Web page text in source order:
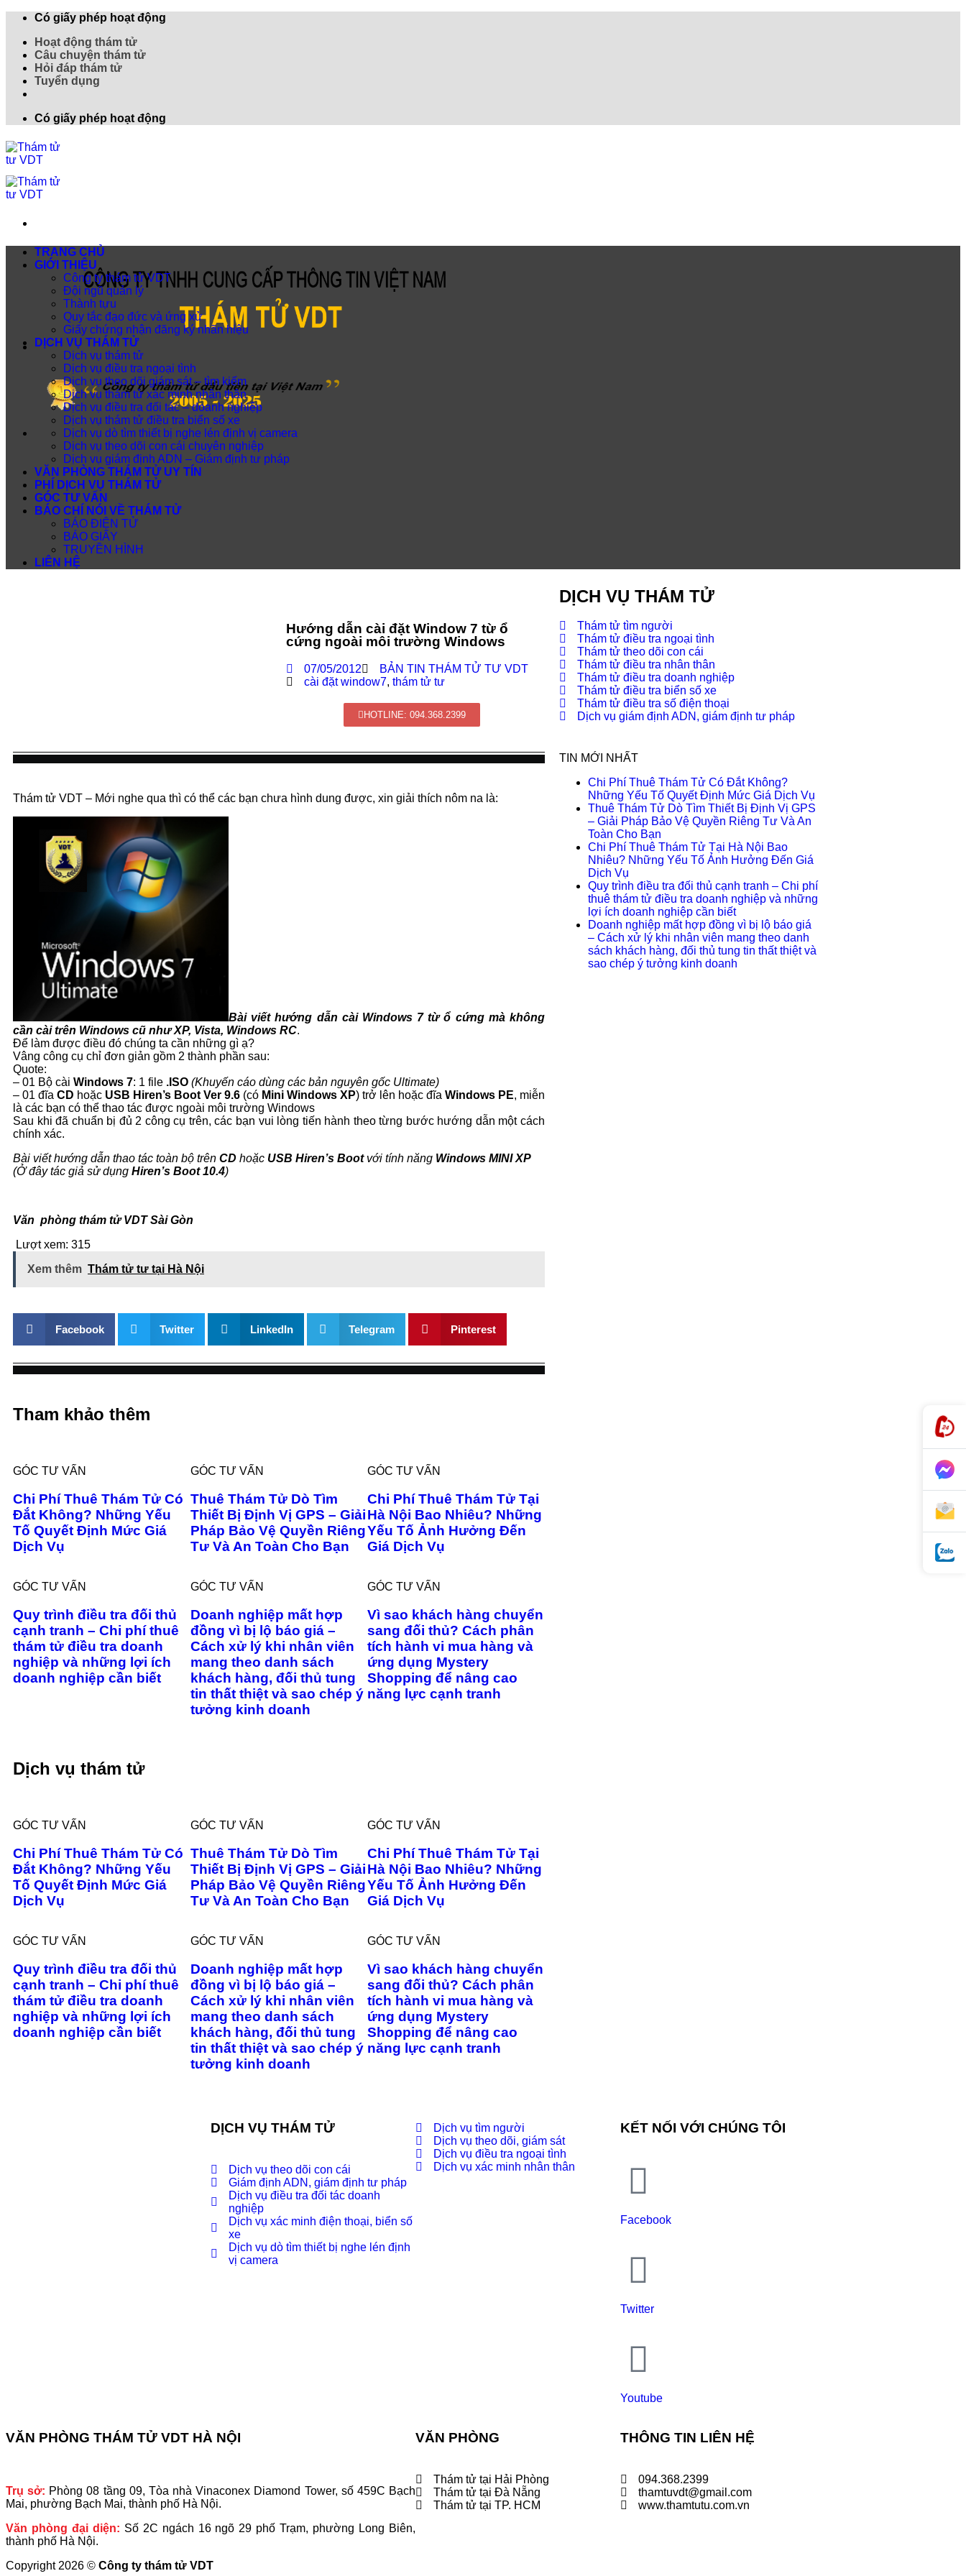
Có giấy phép hoạt động
Hoạt động thám tử
Câu chuyện thám tử
Hỏi đáp thám tử
Tuyển dụng
Có giấy phép hoạt động
TRANG CHỦ
GIỚI THIỆU
Công ty thám tử VDT
Đội ngũ quản lý
Thành tựu
Quy tắc đạo đức và ứng xử
Giấy chứng nhận đăng ký nhãn hiệu
DỊCH VỤ THÁM TỬ
Dịch vụ thám tử
Dịch vụ điều tra ngoại tình
Dịch vụ theo dõi giám sát – tìm kiếm
Dịch vụ thám tử xác minh nhân thân
Dịch vụ điều tra đối tác – doanh nghiệp
Dịch vụ thám tử điều tra biển số xe
Dịch vụ dò tìm thiết bị nghe lén định vị camera
Dịch vụ theo dõi con cái chuyên nghiệp
Dịch vụ giám định ADN – Giám định tư pháp
VĂN PHÒNG THÁM TỬ UY TÍN
PHÍ DỊCH VỤ THÁM TỬ
GÓC TƯ VẤN
BÁO CHÍ NÓI VỀ THÁM TỬ
BÁO ĐIỆN TỬ
BÁO GIẤY
TRUYỀN HÌNH
LIÊN HỆ
Hướng dẫn cài đặt Window 7 từ ổ
cứng ngoài môi trường Windows
07/05/2012
BẢN TIN THÁM TỬ TƯ VDT
cài đặt window7, thám tử tư
HOTLINE: 094.368.2399
Thám tử VDT – Mới nghe qua thì có thể các bạn chưa hình dung được, xin giải thích nôm na là:
Bài viết hướng dẫn cài Windows 7 từ ổ cứng mà không
cần cài trên Windows cũ như XP, Vista, Windows RC.
Để làm được điều đó chúng ta cần những gì ạ?
Vâng công cụ chỉ đơn giản gồm 2 thành phần sau:
Quote:
– 01 Bộ cài Windows 7: 1 file .ISO (Khuyến cáo dùng các bản nguyên gốc Ultimate)
– 01 đĩa CD hoặc USB Hiren’s Boot Ver 9.6 (có Mini Windows XP) trở lên hoặc đĩa Windows PE, miễn
là các bạn có thể thao tác được ngoài môi trường Windows
Sau khi đã chuẩn bị đủ 2 công cụ trên, các bạn vui lòng tiến hành theo từng bước hướng dẫn một cách
chính xác.
Bài viết hướng dẫn thao tác toàn bộ trên CD hoặc USB Hiren’s Bootvới tính năng Windows MINI XP
(Ở đây tác giả sử dụng Hiren’s Boot 10.4)
Văn phòng thám tử VDT Sài Gòn
Lượt xem: 315
Xem thêm Thám tử tư tại Hà Nội
Facebook Twitter LinkedIn Telegram Pinterest
Tham khảo thêm
GÓC TƯ VẤN
Chi Phí Thuê Thám Tử Có
Đắt Không? Những Yếu
Tố Quyết Định Mức Giá
Dịch Vụ
GÓC TƯ VẤN
Thuê Thám Tử Dò Tìm
Thiết Bị Định Vị GPS – Giải
Pháp Bảo Vệ Quyền Riêng
Tư Và An Toàn Cho Bạn
GÓC TƯ VẤN
Chi Phí Thuê Thám Tử Tại
Hà Nội Bao Nhiêu? Những
Yếu Tố Ảnh Hưởng Đến
Giá Dịch Vụ
GÓC TƯ VẤN
Quy trình điều tra đối thủ
cạnh tranh – Chi phí thuê
thám tử điều tra doanh
nghiệp và những lợi ích
doanh nghiệp cần biết
GÓC TƯ VẤN
Doanh nghiệp mất hợp
đồng vì bị lộ báo giá –
Cách xử lý khi nhân viên
mang theo danh sách
khách hàng, đối thủ tung
tin thất thiệt và sao chép ý
tưởng kinh doanh
GÓC TƯ VẤN
Vì sao khách hàng chuyển
sang đối thủ? Cách phân
tích hành vi mua hàng và
ứng dụng Mystery
Shopping để nâng cao
năng lực cạnh tranh
Dịch vụ thám tử
GÓC TƯ VẤN
Chi Phí Thuê Thám Tử Có
Đắt Không? Những Yếu
Tố Quyết Định Mức Giá
Dịch Vụ
GÓC TƯ VẤN
Thuê Thám Tử Dò Tìm
Thiết Bị Định Vị GPS – Giải
Pháp Bảo Vệ Quyền Riêng
Tư Và An Toàn Cho Bạn
GÓC TƯ VẤN
Chi Phí Thuê Thám Tử Tại
Hà Nội Bao Nhiêu? Những
Yếu Tố Ảnh Hưởng Đến
Giá Dịch Vụ
GÓC TƯ VẤN
Quy trình điều tra đối thủ
cạnh tranh – Chi phí thuê
thám tử điều tra doanh
nghiệp và những lợi ích
doanh nghiệp cần biết
GÓC TƯ VẤN
Doanh nghiệp mất hợp
đồng vì bị lộ báo giá –
Cách xử lý khi nhân viên
mang theo danh sách
khách hàng, đối thủ tung
tin thất thiệt và sao chép ý
tưởng kinh doanh
GÓC TƯ VẤN
Vì sao khách hàng chuyển
sang đối thủ? Cách phân
tích hành vi mua hàng và
ứng dụng Mystery
Shopping để nâng cao
năng lực cạnh tranh
DỊCH VỤ THÁM TỬ
Thám tử tìm người
Thám tử điều tra ngoại tình
Thám tử theo dõi con cái
Thám tử điều tra nhân thân
Thám tử điều tra doanh nghiệp
Thám tử điều tra biển số xe
Thám tử điều tra số điện thoại
Dịch vụ giám định ADN, giám định tư pháp
TIN MỚI NHẤT
Chi Phí Thuê Thám Tử Có Đắt Không?
Những Yếu Tố Quyết Định Mức Giá Dịch Vụ
Thuê Thám Tử Dò Tìm Thiết Bị Định Vị GPS
– Giải Pháp Bảo Vệ Quyền Riêng Tư Và An
Toàn Cho Bạn
Chi Phí Thuê Thám Tử Tại Hà Nội Bao
Nhiêu? Những Yếu Tố Ảnh Hưởng Đến Giá
Dịch Vụ
Quy trình điều tra đối thủ cạnh tranh – Chi phí
thuê thám tử điều tra doanh nghiệp và những
lợi ích doanh nghiệp cần biết
Doanh nghiệp mất hợp đồng vì bị lộ báo giá
– Cách xử lý khi nhân viên mang theo danh
sách khách hàng, đối thủ tung tin thất thiệt và
sao chép ý tưởng kinh doanh
DỊCH VỤ THÁM TỬ
Dịch vụ theo dõi con cái
Giám định ADN, giám định tư pháp
Dịch vụ điều tra đối tác doanh
nghiệp
Dịch vụ xác minh điện thoại, biển số
xe
Dịch vụ dò tìm thiết bị nghe lén định
vị camera
Dịch vụ tìm người
Dịch vụ theo dõi, giám sát
Dịch vụ điều tra ngoại tình
Dịch vụ xác minh nhân thân
KẾT NỐI VỚI CHÚNG TÔI
Facebook
Twitter
Youtube
VĂN PHÒNG THÁM TỬ VDT HÀ NỘI
Trụ sở: Phòng 08 tầng 09, Tòa nhà Vinaconex Diamond Tower, số 459C Bạch
Mai, phường Bạch Mai, thành phố Hà Nội.
Văn phòng đại diện: Số 2C ngách 16 ngõ 29 phố Trạm, phường Long Biên,
thành phố Hà Nội.
VĂN PHÒNG
Thám tử tại Hải Phòng
Thám tử tại Đà Nẵng
Thám tử tại TP. HCM
THÔNG TIN LIÊN HỆ
094.368.2399
thamtuvdt@gmail.com
www.thamtutu.com.vn
Copyright 2026 © Công ty thám tử VDT